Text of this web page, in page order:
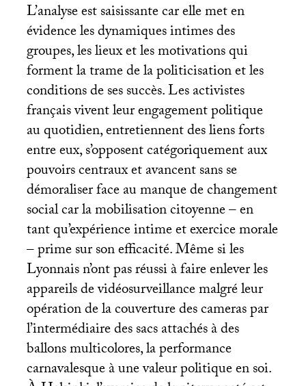
L’analyse est saisissante car elle met en
évidence les dynamiques intimes des
groupes, les lieux et les motivations qui
forment la trame de la politicisation et les
conditions de ses succès. Les activistes
français vivent leur engagement politique
au quotidien, entretiennent des liens forts
entre eux, s’opposent catégoriquement aux
pouvoirs centraux et avancent sans se
démoraliser face au manque de changement
social car la mobilisation citoyenne – en
tant qu’expérience intime et exercice morale
– prime sur son efficacité. Même si les
Lyonnais n’ont pas réussi à faire enlever les
appareils de vidéosurveillance malgré leur
opération de la couverture des cameras par
l’intermédiaire des sacs attachés à des
ballons multicolores, la performance
carnavalesque à une valeur politique en soi.